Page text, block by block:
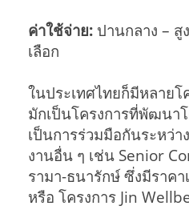
ค่าใช้จ่าย: ปานกลาง –
เลือก
ในประเทศไทยก็มีหลาย
มักเป็นโครงการที่พัฒนา
เป็นการร่วมมือกันระหว่
งานอื่น ๆ เช่น Senior
รามา-ธนารักษ์ ซึ่งมีราค
หรือ โครงการ Jin